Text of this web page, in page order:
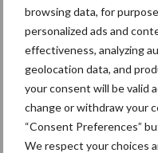
browsing data, for
personalized ads and
effectiveness, analyzing
geolocation data, and
your consent will be valid
change or withdraw your
“Consent Preferences”
We respect your choices
Themapagina's
Diergezondheid